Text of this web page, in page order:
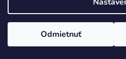
Odmietnuť
PROTETIKA TARGO
48,90 €